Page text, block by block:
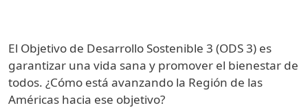
El Objetivo de Desarrollo Sostenible 3 (ODS 3) es
garantizar una vida sana y promover el bienestar de
todos. ¿Cómo está avanzando la Región de las
Américas hacia ese objetivo?